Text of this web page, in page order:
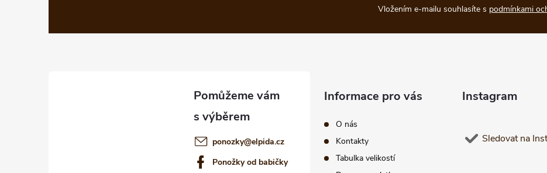
Vložením e-mailu souhlasíte s podmínkami
ponozky@elpida.cz
Ponožky od babičky
Informace pro vás
O nás
Kontakty
Tabulka velikostí
Instagram
Sledovat na